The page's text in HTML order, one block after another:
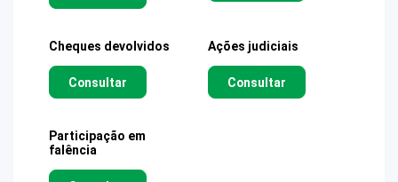
Cheques devolvidos
Consultar
Ações judiciais
Consultar
Participação em
falência